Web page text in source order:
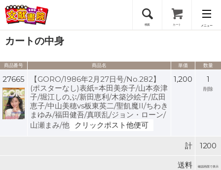
検索 カート メニュー
会員登録
ログイン
カートの中身
商品番号 商品名 単価 数量
27665
【GORO/1986年2月27日号/No.282】
(ポスターなし)表紙=本田美奈子/山本奈津
子/堀江しのぶ/新田恵利/木築沙絵子/広田
恵子/中山美穂vs板東英二/聖飢魔II/ちわき
まゆみ/福田健吾/真咲乱/ジョン・ローン/
山瀬まみ/他
クリックポスト他便可
1,200 1
削除
計 1200
送料 確認画面で表示